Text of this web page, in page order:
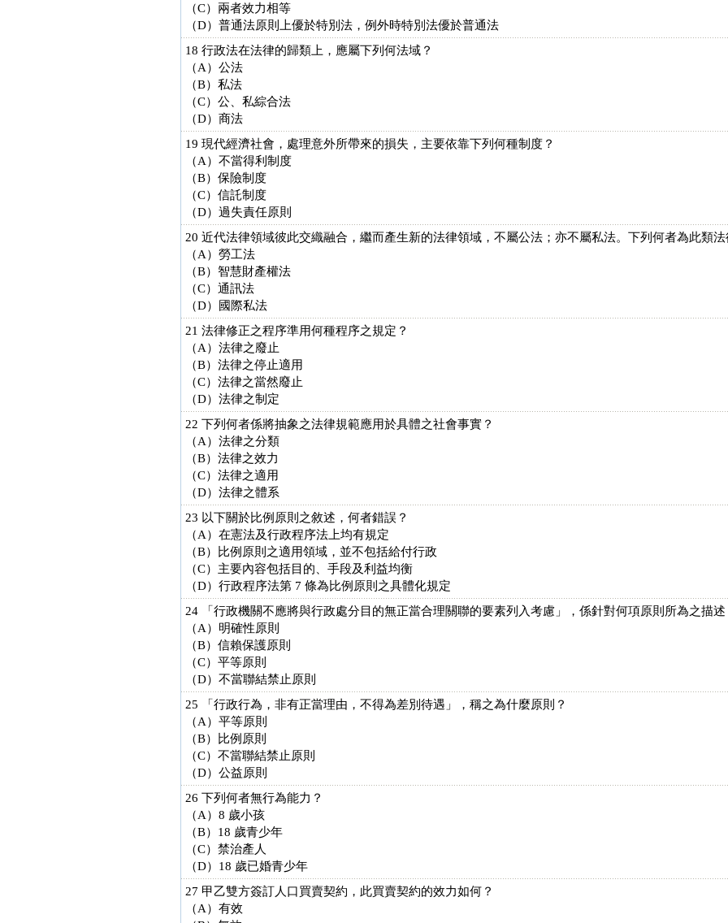
（C）兩者效力相等
（D）普通法原則上優於特別法，例外時特別法優於普通法
18 行政法在法律的歸類上，應屬下列何法域？
（A）公法
（B）私法
（C）公、私綜合法
（D）商法
19 現代經濟社會，處理意外所帶來的損失，主要依靠下列何種制度？
（A）不當得利制度
（B）保險制度
（C）信託制度
（D）過失責任原則
20 近代法律領域彼此交織融合，繼而產生新的法律領域，不屬公法；亦不屬私法。下列何者為此類
（A）勞工法
（B）智慧財產權法
（C）通訊法
（D）國際私法
21 法律修正之程序準用何種程序之規定？
（A）法律之廢止
（B）法律之停止適用
（C）法律之當然廢止
（D）法律之制定
22 下列何者係將抽象之法律規範應用於具體之社會事實？
（A）法律之分類
（B）法律之效力
（C）法律之適用
（D）法律之體系
23 以下關於比例原則之敘述，何者錯誤？
（A）在憲法及行政程序法上均有規定
（B）比例原則之適用領域，並不包括給付行政
（C）主要內容包括目的、手段及利益均衡
（D）行政程序法第 7 條為比例原則之具體化規定
24 「行政機關不應將與行政處分目的無正當合理關聯的要素列入考慮」，係針對何項原則所為之描述
（A）明確性原則
（B）信賴保護原則
（C）平等原則
（D）不當聯結禁止原則
25 「行政行為，非有正當理由，不得為差別待遇」，稱之為什麼原則？
（A）平等原則
（B）比例原則
（C）不當聯結禁止原則
（D）公益原則
26 下列何者無行為能力？
（A）8 歲小孩
（B）18 歲青少年
（C）禁治產人
（D）18 歲已婚青少年
27 甲乙雙方簽訂人口買賣契約，此買賣契約的效力如何？
（A）有效